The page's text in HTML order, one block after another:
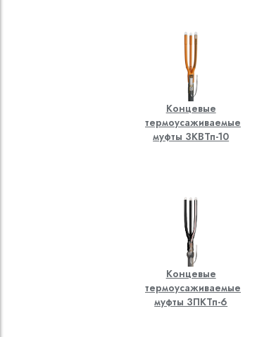
Концевые
термоусаживаемые
муфты 3КВТп-10
Концевые
термоусаживаемые
муфты 3ПКТп-6